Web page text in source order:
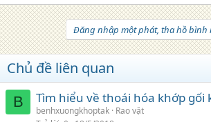
Đăng nhập một phát, tha hồ bình
Chủ đề liên quan
B Tìm hiểu về thoái hóa khớp gối
benhxuongkhoptak Rao vặt